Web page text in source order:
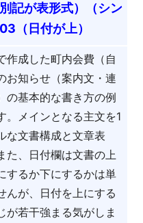
記が表形式）（シン
（日付が上）
作成した町内会費（自
お知らせ（案内文・連
の基本的な書き方の例
。メインとなる主文を1
な文書構成と文章表
た、日付欄は文書の上
するか下にするかは単
んが、日付を上にする
が若干強まる気がしま